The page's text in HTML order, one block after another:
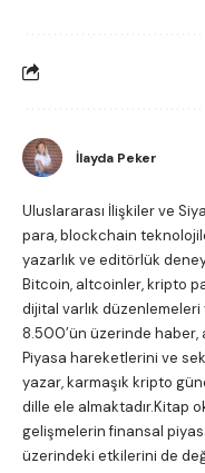
İlayda Peker
Uluslararası İlişkiler ve
para, blockchain
yazarlık ve editörlük
Bitcoin, altcoinler, kripto
dijital varlık
8.500’ün üzerinde haber,
Piyasa hareketlerini ve
yazar, karmaşık kripto
dille ele almaktadır.Kitap
gelişmelerin finansal
üzerindeki etkilerini de